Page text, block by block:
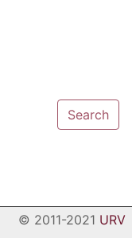
© 2011-2021 URV